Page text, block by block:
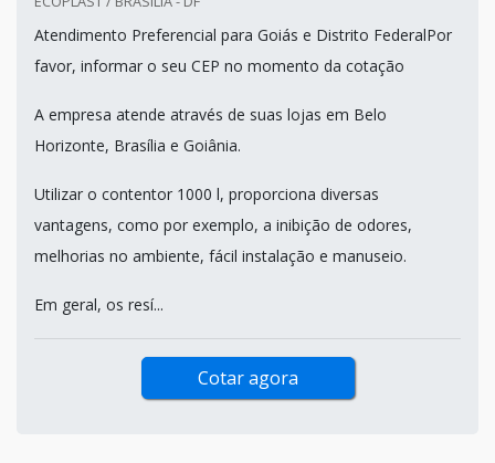
Atendimento Preferencial para Goiás e Distrito FederalPor
favor, informar o seu CEP no momento da cotação
A empresa atende através de suas lojas em Belo
Horizonte, Brasília e Goiânia.
Utilizar o contentor 1000 l, proporciona diversas
vantagens, como por exemplo, a inibição de odores,
melhorias no ambiente, fácil instalação e manuseio.
Em geral, os resí...
Cotar agora